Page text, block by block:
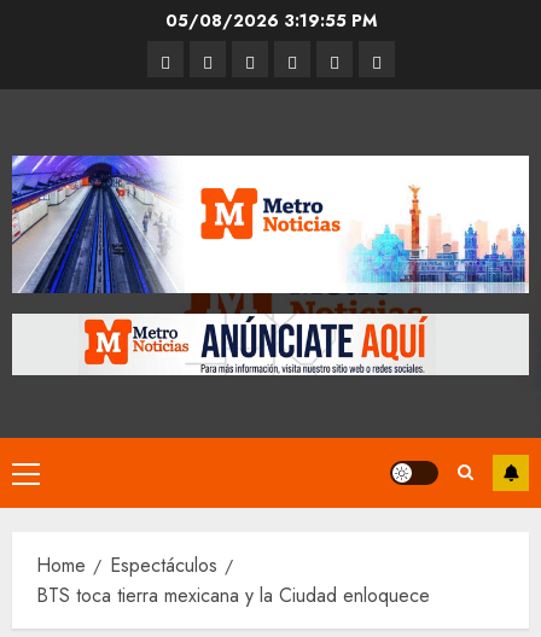
05/08/2026 3:19:56 PM
Entrevistas
Espectáculos
Movilidad
Metro
CDMX
CulturaOpinión
Primary
Menu
Home
Espectáculos
BTS toca tierra mexicana y la Ciudad enloquece